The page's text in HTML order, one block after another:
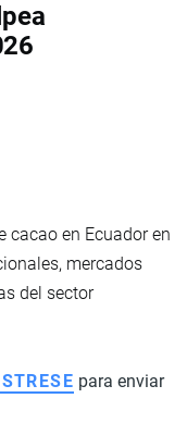
cacao en Ecuador en
mercados
del sector
para enviar